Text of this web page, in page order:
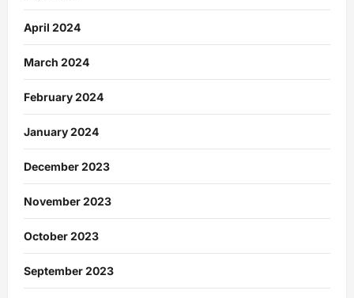
April 2024
March 2024
February 2024
January 2024
December 2023
November 2023
October 2023
September 2023